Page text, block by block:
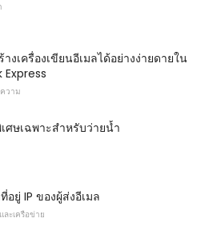
งเครื่องเขียนอีเมลได้อย่างง่ายดายใน
วาม
ศษเฉพาะสำหรับว่ายน้ำ
อยู่ IP ของผู้ส่งอีเมล
ละเครือข่าย